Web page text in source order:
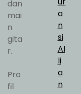
dan
mai
n
gita
r.
Pro
fil
a
n
si
Al
li
a
n